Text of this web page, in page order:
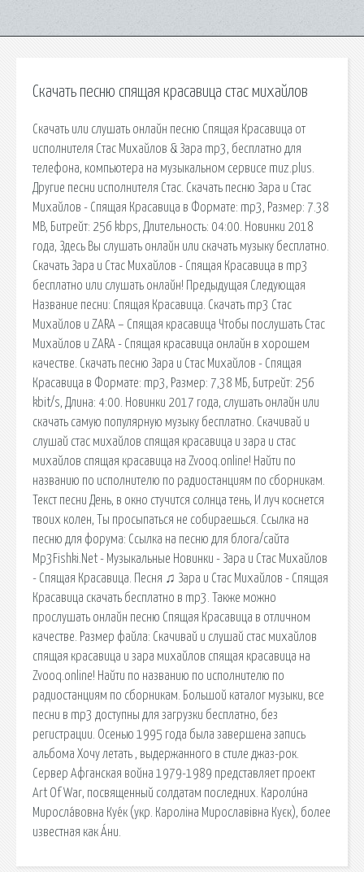
Скачать песню спящая красавица стас михайлов
Скачать или слушать онлайн песню Спящая Красавица от
исполнителя Стас Михайлов & Зара mp3, бесплатно для
телефона, компьютера на музыкальном сервисе muz.plus.
Другие песни исполнителя Стас. Скачать песню Зара и Стас
Михайлов - Спящая Красавица в Формате: mp3, Размер: 7.38
MB, Битрейт: 256 kbps, Длительность: 04:00. Новинки 2018
года, Здесь Вы слушать онлайн или скачать музыку бесплатно.
Скачать Зара и Стас Михайлов - Спящая Красавица в mp3
бесплатно или слушать онлайн! Предыдущая Следующая
Название песни: Спящая Красавица. Скачать mp3 Стас
Михайлов и ZARA – Спящая красавица Чтобы послушать Стас
Михайлов и ZARA - Спящая красавица онлайн в хорошем
качестве. Скачать песню Зара и Стас Михайлов - Спящая
Красавица в Формате: mp3, Размер: 7,38 MБ, Битрейт: 256
kbit/s, Длина: 4:00. Новинки 2017 года, слушать онлайн или
скачать самую популярную музыку бесплатно. Скачивай и
слушай стас михайлов спящая красавица и зара и стас
михайлов спящая красавица на Zvooq.online! Найти по
названию по исполнителю по радиостанциям по сборникам.
Текст песни День, в окно стучится солнца тень, И луч коснется
твоих колен, Ты просыпаться не собираешься. Ссылка на
песню для форума: Ссылка на песню для блога/сайта
Mp3Fishki.Net - Музыкальные Новинки - Зара и Стас Михайлов
- Спящая Красавица. Песня ♫ Зара и Стас Михайлов - Спящая
Красавица скачать бесплатно в mp3. Также можно
прослушать онлайн песню Спящая Красавица в отличном
качестве. Размер файла: Скачивай и слушай стас михайлов
спящая красавица и зара михайлов спящая красавица на
Zvooq.online! Найти по названию по исполнителю по
радиостанциям по сборникам. Большой каталог музыки, все
песни в mp3 доступны для загрузки бесплатно, без
регистрации. Осенью 1995 года была завершена запись
альбома Хочу летать , выдержанного в стиле джаз-рок.
Сервер Афганская война 1979-1989 представляет проект
Art Of War, посвященный солдатам последних. Кароли́на
Миросла́вовна Куе́к (укр. Кароліна Мирославівна Куєк), более
известная как А́ни.